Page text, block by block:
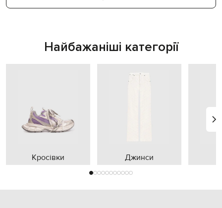
Найбажаніші категорії
Кросівки Джинси